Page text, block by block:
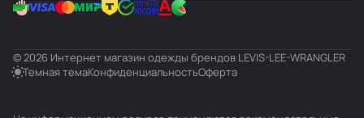
© 2026 Интернет магазин одежды брендов LEVIS-LEE-WRANGLER
Темная темаКонфиденциальностьОферта